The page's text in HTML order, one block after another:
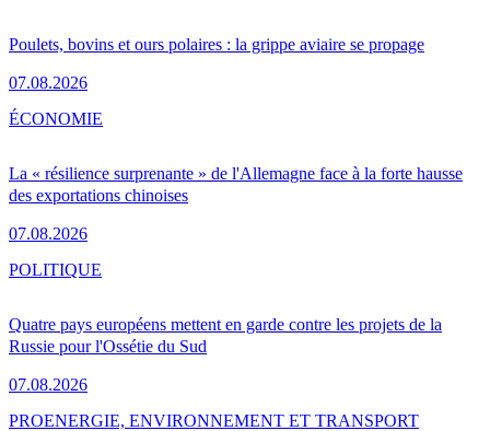
Poulets, bovins et ours polaires : la grippe aviaire se propage
07.08.2026
La « résilience surprenante » de l'Allemagne face à la forte hausse
des exportations chinoises
07.08.2026
ÉCONOMIE
Quatre pays européens mettent en garde contre les projets de la
Russie pour l'Ossétie du Sud
07.08.2026
POLITIQUE
PROENERGIE, ENVIRONNEMENT ET TRANSPORT